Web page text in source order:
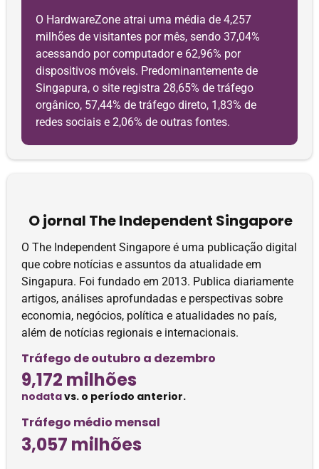
O HardwareZone atrai uma média de 4,257
milhões de visitantes por mês, sendo 37,04%
acessando por computador e 62,96% por
dispositivos móveis. Predominantemente de
Singapura, o site registra 28,65% de tráfego
orgânico, 57,44% de tráfego direto, 1,83% de
redes sociais e 2,06% de outras fontes.
O jornal The Independent Singapore
O The Independent Singapore é uma publicação digital
que cobre notícias e assuntos da atualidade em
Singapura. Foi fundado em 2013. Publica diariamente
artigos, análises aprofundadas e perspectivas sobre
economia, negócios, política e atualidades no país,
além de notícias regionais e internacionais.
Tráfego de outubro a dezembro
9,172 milhões
nodatavs. o período anterior.
Tráfego médio mensal
3,057 milhões